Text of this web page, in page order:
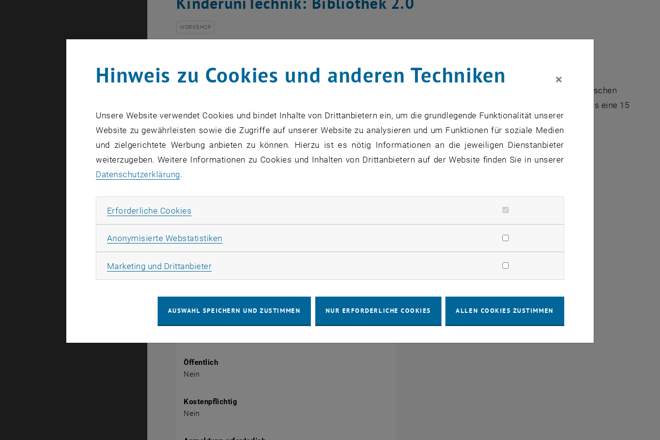
WORKSHOP
Der digitale Wandel macht auch vor einem Haus voller Bücher nicht Halt - insbesondere nicht an einer technischen
Universität! Finde heraus, welche verschiedenen technischen Geräte in der Bibliothek im Einsatz sind und was eine 15
m2große 3D-Videowall hier zu suchen hat.
KALENDEREINTRAG
Veranstaltungsort
TU Wien Bibliothek
Christina Lendl
Info-Link
https://www.kinderuni-anmeldung.at/event.php?
Öffentlich
Nein
Kostenpflichtig
Nein
Hinweis zu Cookies und anderen Techniken ×
Unsere Website verwendet Cookies und bindet Inhalte von Drittanbietern ein, um die grundlegende Funktionalität unserer
Website zu gewährleisten sowie die Zugriffe auf unserer Website zu analysieren und um Funktionen für soziale Medien
und zielgerichtete Werbung anbieten zu können. Hierzu ist es nötig Informationen an die jeweiligen Dienstanbieter
weiterzugeben. Weitere Informationen zu Cookies und Inhalten von Drittanbietern auf der Website finden Sie in unserer
Datenschutzerklärung.
Erforderliche Cookies
Anonymisierte Webstatistiken
Marketing und DrittanbieterMarketing Cookies zulassen
AUSWAHL SPEICHERN UND ZUSTIMMEN NUR ERFORDERLICHE COOKIES ALLEN COOKIES ZUSTIMMEN